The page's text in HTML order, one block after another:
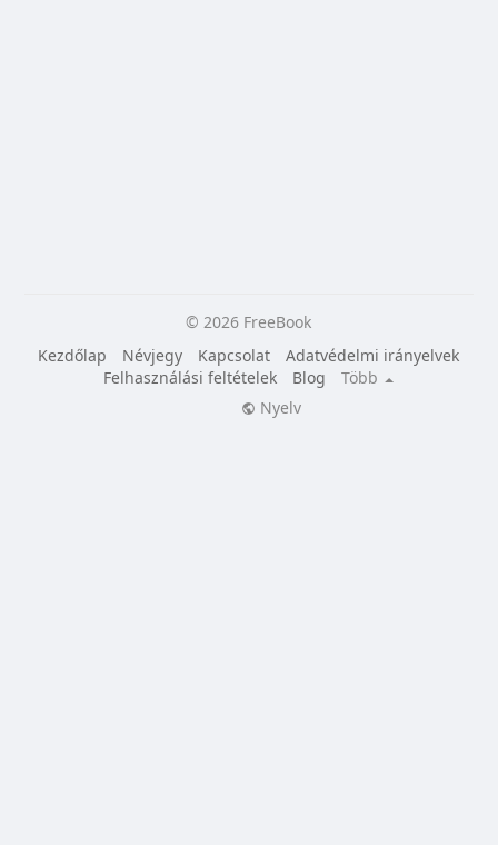
© 2026 FreeBook
Kezdőlap
Névjegy Kapcsolat
Adatvédelmi irányelvek
Felhasználási feltételek
Blog
Több
Nyelv